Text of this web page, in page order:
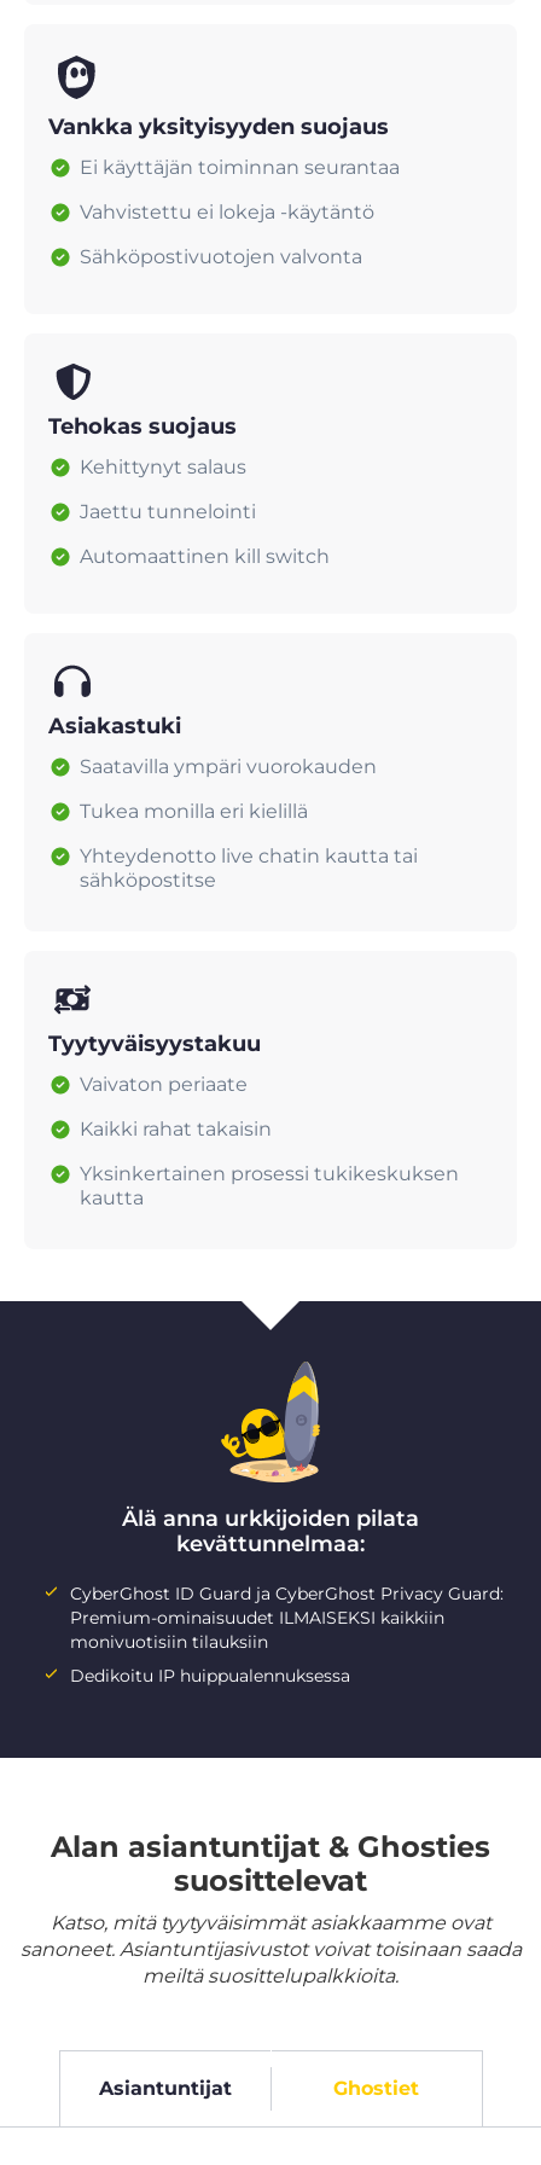
Vankka yksityisyyden suojaus
Ei käyttäjän toiminnan seurantaa
Vahvistettu ei lokeja -käytäntö
Sähköpostivuotojen valvonta
Tehokas suojaus
Kehittynyt salaus
Jaettu tunnelointi
Automaattinen kill switch
Asiakastuki
Saatavilla ympäri vuorokauden
Tukea monilla eri kielillä
Yhteydenotto live chatin kautta tai
sähköpostitse
Tyytyväisyystakuu
Vaivaton periaate
Kaikki rahat takaisin
Yksinkertainen prosessi tukikeskuksen
kautta
Älä anna urkkijoiden pilata
kevättunnelmaa:
CyberGhost ID Guard ja CyberGhost Privacy Guard:
Premium-ominaisuudet ILMAISEKSI kaikkiin
monivuotisiin tilauksiin
Dedikoitu IP huippualennuksessa
Alan asiantuntijat & Ghosties
suosittelevat
Katso, mitä tyytyväisimmät asiakkaamme ovat
sanoneet. Asiantuntijasivustot voivat toisinaan saada
meiltä suosittelupalkkioita.
Asiantuntijat Ghostiet